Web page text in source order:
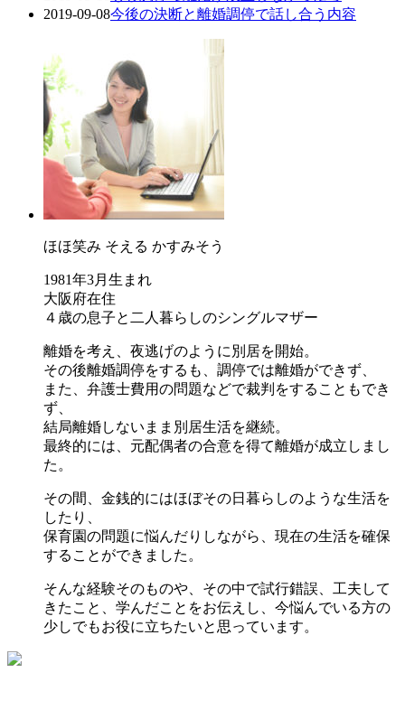
2019-09-08今後の決断と離婚調停で話し合う内容
ほほ笑み そえる かすみそう
1981年3月生まれ
大阪府在住
４歳の息子と二人暮らしのシングルマザー
離婚を考え、夜逃げのように別居を開始。
その後離婚調停をするも、調停では離婚ができず、
また、弁護士費用の問題などで裁判をすることもでき
ず、
結局離婚しないまま別居生活を継続。
最終的には、元配偶者の合意を得て離婚が成立しまし
た。
その間、金銭的にはほぼその日暮らしのような生活を
したり、
保育園の問題に悩んだりしながら、現在の生活を確保
することができました。
そんな経験そのものや、その中で試行錯誤、工夫して
きたこと、学んだことをお伝えし、今悩んでいる方の
少しでもお役に立ちたいと思っています。